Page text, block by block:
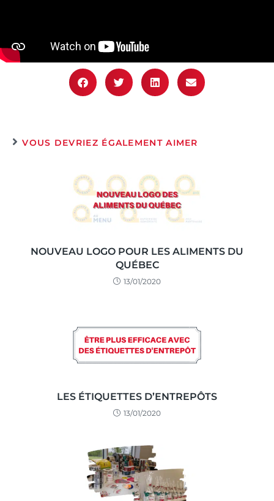
VOUS DEVRIEZ ÉGALEMENT AIMER
NOUVEAU LOGO POUR LES ALIMENTS DU
QUÉBEC
13/01/2020
LES ÉTIQUETTES D’ENTREPÔTS
13/01/2020